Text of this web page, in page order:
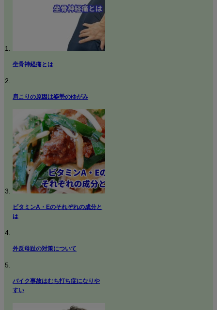
坐骨神経痛とは
肩こりの原因は姿勢のゆがみ
ビタミンA・Eのそれぞれの成分と
は
外反母趾の対策について
バイク事故はむち打ち症になりや
すい